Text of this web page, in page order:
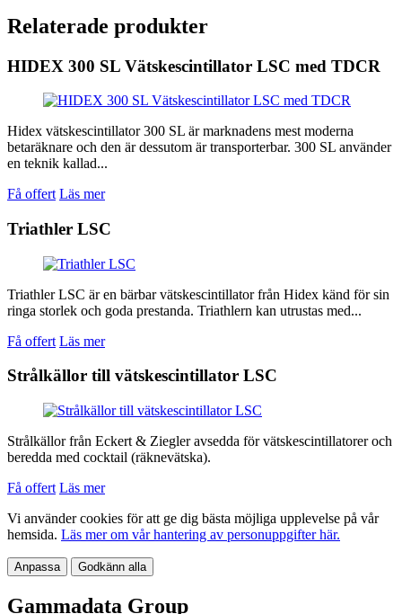
Relaterade produkter
HIDEX 300 SL Vätskescintillator LSC med TDCR
Hidex vätskescintillator 300 SL är marknadens mest moderna
betaräknare och den är dessutom är transporterbar. 300 SL använder
en teknik kallad...
Få offert Läs mer
Triathler LSC
Triathler LSC är en bärbar vätskescintillator från Hidex känd för sin
ringa storlek och goda prestanda. Triathlern kan utrustas med...
Få offert Läs mer
Strålkällor till vätskescintillator LSC
Strålkällor från Eckert & Ziegler avsedda för vätskescintillatorer och
beredda med cocktail (räknevätska).
Få offert Läs mer
Vi använder cookies för att ge dig bästa möjliga upplevelse på vår
hemsida. Läs mer om vår hantering av personuppgifter här.
Anpassa Godkänn alla
Gammadata Group